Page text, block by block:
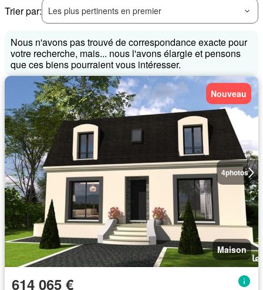
Trier par: Les plus pertinents en premier
Nous n'avons pas trouvé de correspondance exacte pour
votre recherche, mais... nous l'avons élargie et pensons
que ces biens pourraient vous intéresser.
4photos
Nouveau
Maison
614 065 €